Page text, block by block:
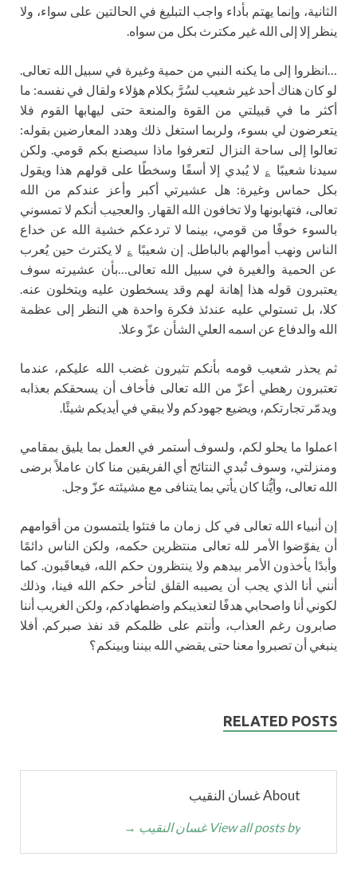
الثانية، وإنما يهتم بأداء واجب التبليغ في الحالتين على سواء، ولا
ينظر إلا إلى الله غير مكترث بكل من سواه.
…انظروا إلى ما يكنه النبي من حمية وغيرة في سبيل الله تعالى.
لو كان هناك أحد غير شعيب لسُرَّ بكلام هؤلاء ولقال في نفسه: ما
أكثر ما في قبيلتي من القوة والمنعة حتى ليهابها القوم فلا
يتعرضون لي بسوء، ولربما استغل ذلك وهدد المعارضين بقوله:
تعالوا إلى ساحة النزال لتعرفوا ماذا سيصنع بكم قومي. ولكن
سيدنا شعيبًا ؏ لا يُبدي إلا أسفًا وسخطًا على قولهم هذا ويقول
بكل حماس وغيرة: هل عشيرتي أكبر وأعز عندكم من الله
تعالى، فتهابونها ولا تخافون الله القهار. والعجيب أنكم لا تمسوني
بالسوء خوفًا من قومي، بينما لا تردعكم خشية الله عن خداع
الناس ونهب أموالهم بالباطل. إن شعيبًا ؏ لا يكترث حين يُعرب
عن الحمية والغيرة في سبيل الله تعالى…بأن عشيرته سوف
يعتبرون قوله هذا إهانة لهم وقد يسخطون عليه ويتخلون عنه.
كلا، بل تستولي عليه عندئذ فكرة واحدة هي النظر إلى عظمة
الله والدفاع عن اسمه العلي الشأن عزّ وعلا.
ثم يحذر شعيب قومه بأنكم تثيرون غضب الله عليكم، عندما
تعتبرون رهطي أعزّ من الله تعالى فأخاف أن يسحقكم بعذابه
ويدمّر تجارتكم، ويضيع جهودكم ولا يبقي في أيديكم شيئًا.
اعملوا ما يحلو لكم، ولسوف أستمر في العمل بما يليق بمقامي
ومنزلتي، وسوف تُبدي النتائج أي الفريقين منا كان عاملاً برضى
الله تعالى، وأيُّنا كان يأتي بما يتنافى مع مشيئته عزّ وجل.
إن أنبياء الله تعالى في كل زمان ما فتئوا يلتمسون من أقوامهم
أن يفوّضوا الأمر لله تعالى منتظرين حكمه، ولكن الناس دائمًا
وأبدًا يأخذون الأمر بيدهم ولا ينتظرون حكم الله، فيعاقَبون. كما
أنني أنا الذي يجب أن يصيبه القلق لتأخر حكم الله فينا، وذلك
لكوني أنا واصحابي هدفًا لتعذيبكم واضطهادكم، ولكن الغريب أننا
صابرون رغم العذاب، وأنتم على ظلمكم قد نفذ صبركم. أفلا
ينبغي أن تصبروا معنا حتى يقضي الله بيننا وبينكم؟
RELATED POSTS
About غسان النقيب
View all posts by غسان النقيب →